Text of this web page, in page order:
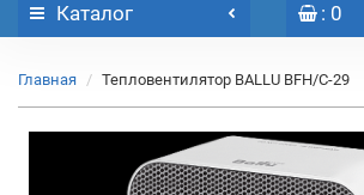
Каталог : 0
Главная Тепловентилятор BALLU BFH/C-29